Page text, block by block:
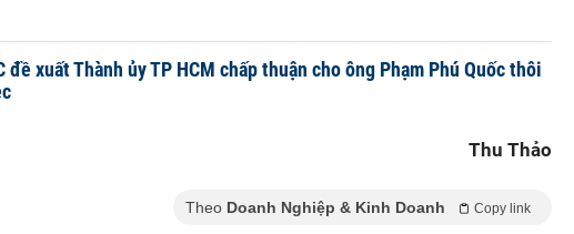
đề xuất Thành ủy TP HCM chấp thuận cho ông Phạm Phú Quốc thôi
Thu Thảo
Theo Doanh Nghiệp & Kinh Doanh Copy link